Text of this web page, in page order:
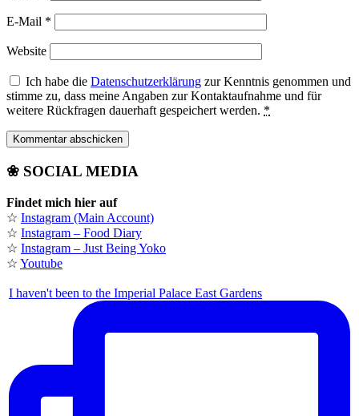
E-Mail *
Website
Ich habe die Datenschutzerklärung zur Kenntnis genommen und
stimme zu, dass meine Angaben zur Kontaktaufnahme und für
weitere Rückfragen dauerhaft gespeichert werden. *
❀ SOCIAL MEDIA
Findet mich hier auf
☆ Instagram (Main Account)
☆ Instagram – Food Diary
☆ Instagram – Just Being Yoko
☆ Youtube
I haven't been to the Imperial Palace East Gardens